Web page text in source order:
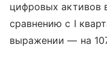
цифровых активов
сравнению с I
выражении — на